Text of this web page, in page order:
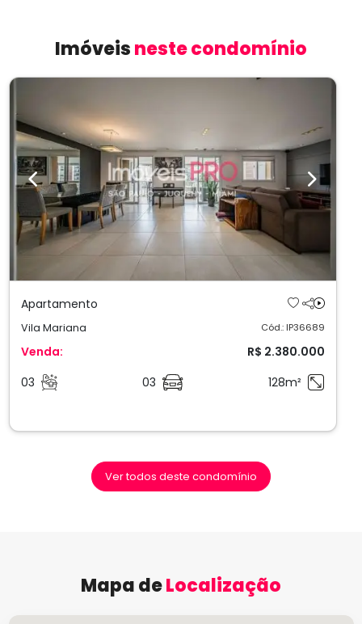
Imóveisneste condomínio
Previous Next
Apartamento
Vila Mariana Cód.: IP36689
Venda:
R$ 2.380.000
03
03 128m²
Ver todos deste condomínio
Mapa deLocalização